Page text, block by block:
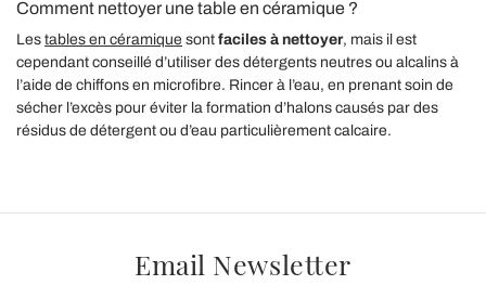
Comment nettoyer une table en céramique ?
Les tables en céramique sont faciles à nettoyer, mais il est
cependant conseillé d’utiliser des détergents neutres ou alcalins à
l’aide de chiffons en microfibre. Rincer à l’eau, en prenant soin de
sécher l’excès pour éviter la formation d’halons causés par des
résidus de détergent ou d’eau particulièrement calcaire.
Email Newsletter